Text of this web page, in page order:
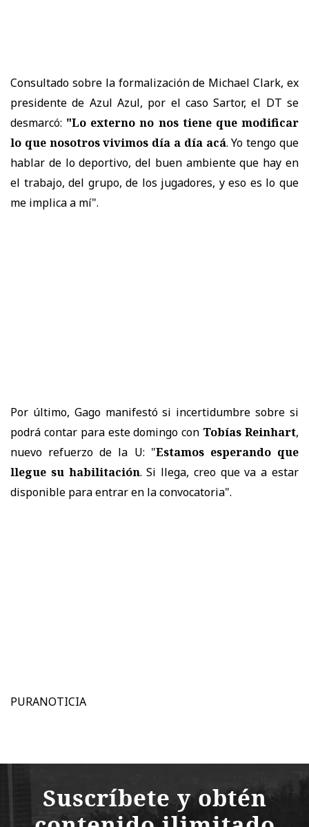
Consultado sobre la formalización de Michael Clark, ex
presidente de Azul Azul, por el caso Sartor, el DT se
desmarcó: "Lo externo no nos tiene que modificar
lo que nosotros vivimos día a día acá. Yo tengo que
hablar de lo deportivo, del buen ambiente que hay en
el trabajo, del grupo, de los jugadores, y eso es lo que
me implica a mí".
Por último, Gago manifestó si incertidumbre sobre si
podrá contar para este domingo con Tobías Reinhart,
nuevo refuerzo de la U: "Estamos esperando que
llegue su habilitación. Si llega, creo que va a estar
disponible para entrar en la convocatoria".
PURANOTICIA